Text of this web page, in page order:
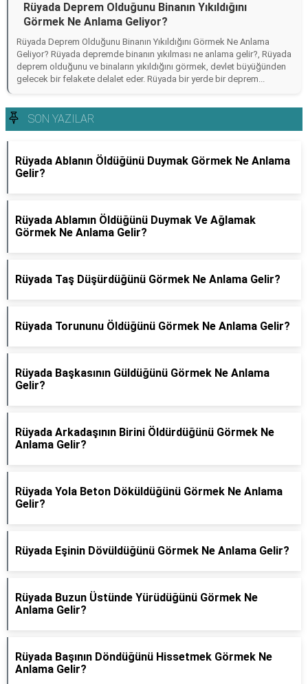
Rüyada Deprem Olduğunu Binanın Yıkıldığını
Görmek Ne Anlama Geliyor?
Rüyada Deprem Olduğunu Binanın Yıkıldığını Görmek Ne Anlama
Geliyor? Rüyada depremde binanın yıkılması ne anlama gelir?, Rüyada
deprem olduğunu ve binaların yıkıldığını görmek, devlet büyüğünden
gelecek bir felakete delalet eder. Rüyada bir yerde bir deprem...
SON YAZILAR
Rüyada Ablanın Öldüğünü Duymak Görmek Ne Anlama
Gelir?
Rüyada Ablamın Öldüğünü Duymak Ve Ağlamak
Görmek Ne Anlama Gelir?
Rüyada Taş Düşürdüğünü Görmek Ne Anlama Gelir?
Rüyada Torununu Öldüğünü Görmek Ne Anlama Gelir?
Rüyada Başkasının Güldüğünü Görmek Ne Anlama
Gelir?
Rüyada Arkadaşının Birini Öldürdüğünü Görmek Ne
Anlama Gelir?
Rüyada Yola Beton Döküldüğünü Görmek Ne Anlama
Gelir?
Rüyada Eşinin Dövüldüğünü Görmek Ne Anlama Gelir?
Rüyada Buzun Üstünde Yürüdüğünü Görmek Ne
Anlama Gelir?
Rüyada Başının Döndüğünü Hissetmek Görmek Ne
Anlama Gelir?